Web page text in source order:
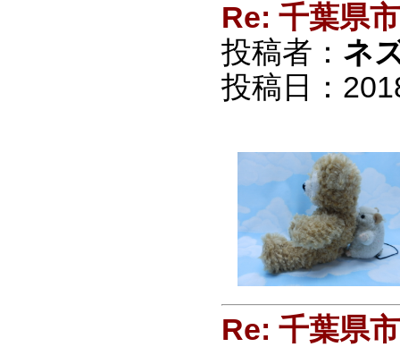
Re: 千葉県
投稿者： ネ
投稿日：
Re: 千葉県